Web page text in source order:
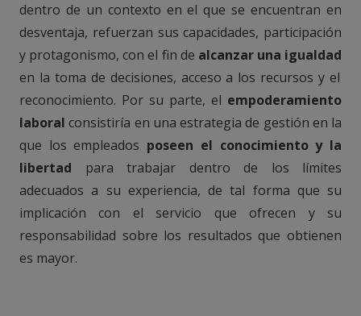
dentro de un contexto en el que se encuentran en
desventaja, refuerzan sus capacidades, participación
y protagonismo, con el fin de alcanzar una igualdad
en la toma de decisiones, acceso a los recursos y el
reconocimiento. Por su parte, el empoderamiento
laboral consistiría en una estrategia de gestión en la
que los empleados poseen el conocimiento y la
libertad para trabajar dentro de los límites
adecuados a su experiencia, de tal forma que su
implicación con el servicio que ofrecen y su
responsabilidad sobre los resultados que obtienen
es mayor.